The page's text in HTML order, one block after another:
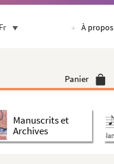
À propos
Panier
Manuscrits et
Archives